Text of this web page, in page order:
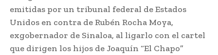
emitidas por un tribunal federal de Estados
Unidos en contra de Rubén Rocha Moya,
exgobernador de Sinaloa, al ligarlo con el cartel
que dirigen los hijos de Joaquín “El Chapo”